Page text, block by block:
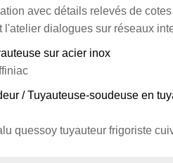
avec détails relevés de
l'atelier dialogues sur réseaux
sur acier inox
/ Tuyauteuse-soudeuse en
quessoy tuyauteur frigoriste